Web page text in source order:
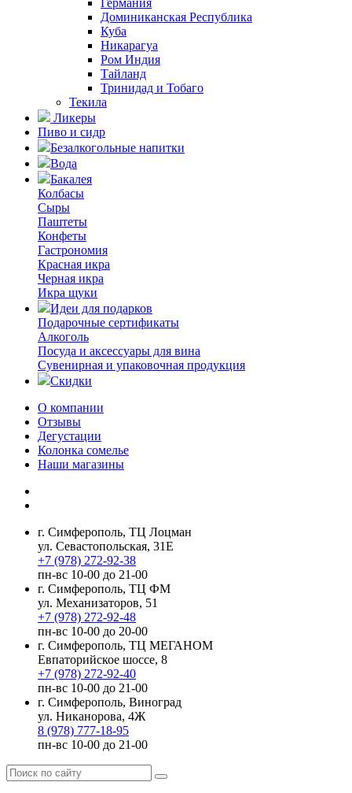
Германия
Доминиканская Республика
Куба
Никарагуа
Ром Индия
Тайланд
Тринидад и Тобаго
Текила
Ликеры
Пиво и сидр
Безалкогольные напитки
Вода
Бакалея
Колбасы
Сыры
Паштеты
Конфеты
Гастрономия
Красная икра
Черная икра
Икра щуки
Идеи для подарков
Подарочные сертификаты
Алкоголь
Посуда и аксессуары для вина
Сувенирная и упаковочная продукция
Скидки
О компании
Отзывы
Дегустации
Колонка сомелье
Наши магазины
г. Симферополь, ТЦ Лоцман
ул. Севастопольская, 31Е
+7 (978) 272-92-38
пн-вс 10-00 до 21-00
г. Симферополь, ТЦ ФМ
ул. Механизаторов, 51
+7 (978) 272-92-48
пн-вс 10-00 до 20-00
г. Симферополь, ТЦ МЕГАНОМ
Евпаторийское шоссе, 8
+7 (978) 272-92-40
пн-вс 10-00 до 21-00
г. Симферополь, Виноград
ул. Никанорова, 4Ж
8 (978) 777-18-95
пн-вс 10-00 до 21-00